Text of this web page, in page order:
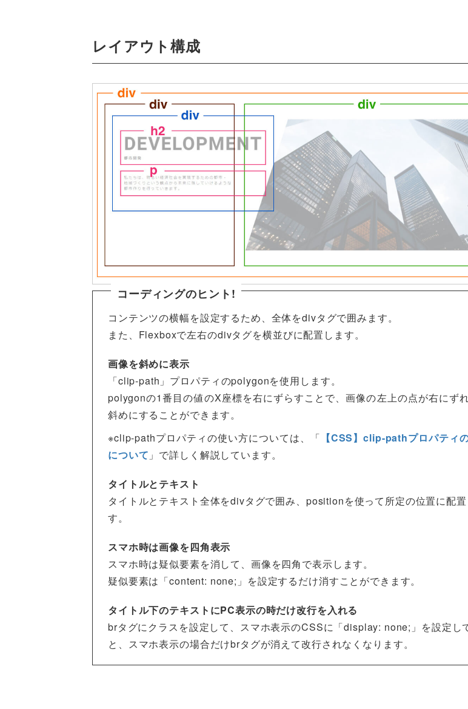
レイアウト構成
コーディングのヒント!
コンテンツの横幅を設定するため、全体をdivタグで囲みます。
また、Flexboxで左右のdivタグを横並びに配置します。
画像を斜めに表示
「clip-path」プロパティのpolygonを使用します。
polygonの1番目の値のX座標を右にずらすことで、画像の左上の点が右にず
斜めにすることができます。
※clip-pathプロパティの使い方については、「 【CSS】clip-pathプロパティ
について 」で詳しく解説しています。
タイトルとテキスト
タイトルとテキスト全体をdivタグで囲み、positionを使って所定の位置に配置
す。
スマホ時は画像を四角表示
スマホ時は疑似要素を消して、画像を四角で表示します。
疑似要素は「content: none;」を設定するだけ消すことができます。
タイトル下のテキストにPC表示の時だけ改行を入れる
brタグにクラスを設定して、スマホ表示のCSSに「display: none;」を設定し
と、スマホ表示の場合だけbrタグが消えて改行されなくなります。